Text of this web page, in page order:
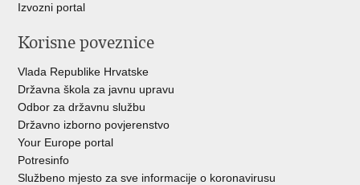
Izvozni portal
Korisne poveznice
Vlada Republike Hrvatske
Državna škola za javnu upravu
Odbor za državnu službu
Državno izborno povjerenstvo
Your Europe portal
Potresinfo
Službeno mjesto za sve informacije o koronavirusu